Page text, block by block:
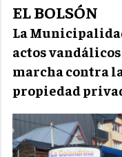
EL BOLSÓN
La
actos
marcha contra
propiedad